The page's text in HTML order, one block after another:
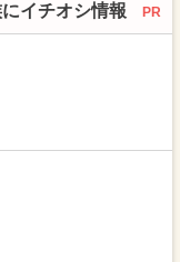
イチオシ情報 PR